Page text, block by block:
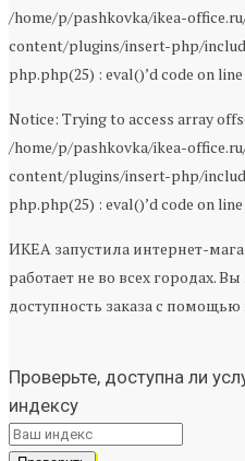
/home/p/pashkovka/ikea-
content/plugins/insert-php/
php.php(25) : eval()’d code on line
Notice: Trying to access array
/home/p/pashkovka/ikea-
content/plugins/insert-php/
php.php(25) : eval()’d code on line
ИКЕА запустила интернет-
работает не во всех городах.
доступность заказа с
Проверьте, доступна ли
индексу